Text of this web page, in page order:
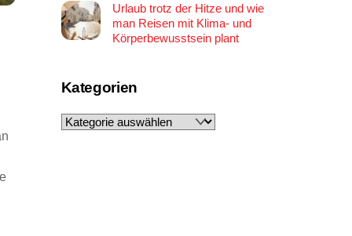
Urlaub trotz der Hitze und wie
man Reisen mit Klima- und
Körperbewusstsein plant
Kategorien
Kategorien